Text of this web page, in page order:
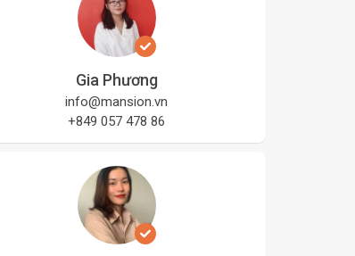
Gia Phương
info@mansion.vn
+849 057 478 86